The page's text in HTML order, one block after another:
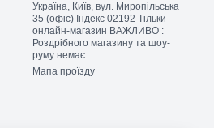
Україна, Київ, вул. Миропільська
35 (офіс) Індекс 02192 Тільки
онлайн-магазин ВАЖЛИВО :
Роздрібного магазину та шоу-
руму немає
Мапа проїзду